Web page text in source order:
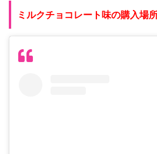
ミルクチョコレート味の購入場